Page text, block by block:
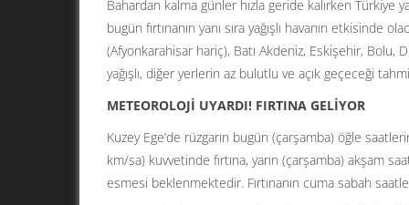
Bahardan kalma günler hızla geride kalırken Türkiye
bugün fırtınanın yanı sıra yağışlı havanın etkisinde
(Afyonkarahisar hariç), Batı Akdeniz, Eskişehir, Bolu,
yağışlı, diğer yerlerin az bulutlu ve açık geçeceği
METEOROLOJİ UYARDI! FIRTINA GELİYOR
Kuzey Ege’de rüzgarın bugün (çarşamba) öğle
km/sa) kuvvetinde fırtına, yarın (çarşamba) akşam
esmesi beklenmektedir. Fırtınanın cuma sabah